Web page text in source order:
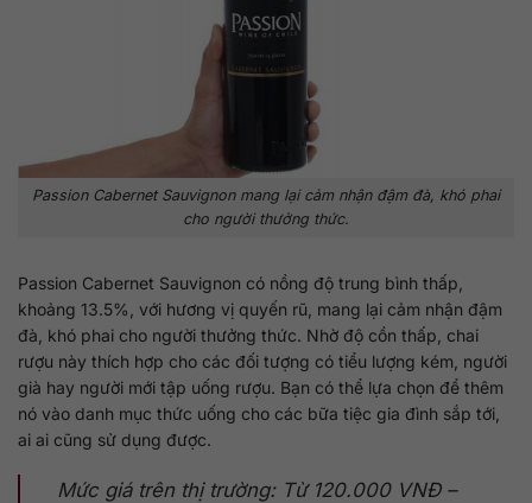
Passion Cabernet Sauvignon mang lại cảm nhận đậm đà, khó phai
cho người thưởng thức.
Passion Cabernet Sauvignon có nồng độ trung bình thấp,
khoảng 13.5%, với hương vị quyến rũ, mang lại cảm nhận đậm
đà, khó phai cho người thưởng thức. Nhờ độ cồn thấp, chai
rượu này thích hợp cho các đối tượng có tiểu lượng kém, người
già hay người mới tập uống rượu. Bạn có thể lựa chọn để thêm
nó vào danh mục thức uống cho các bữa tiệc gia đình sắp tới,
ai ai cũng sử dụng được.
Mức giá trên thị trường: Từ 120.000 VNĐ –